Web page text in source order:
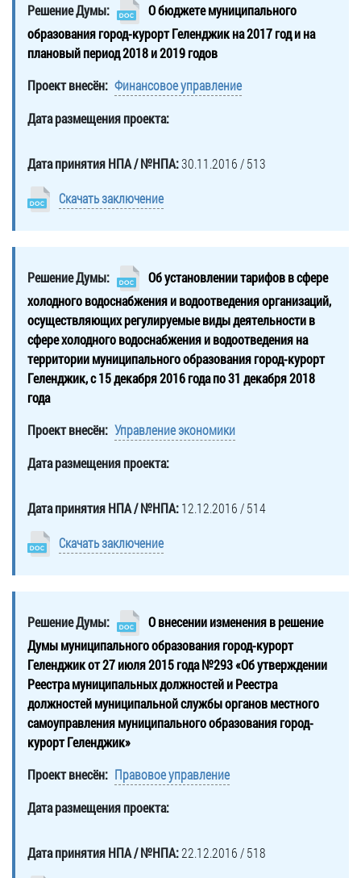
Решение Думы:
О бюджете муниципального
образования город-курорт Геленджик на 2017 год и на
плановый период 2018 и 2019 годов
Проект внесён: Финансовое управление
Дата размещения проекта:
Дата принятия НПА / №НПА:30.11.2016 / 513
Скачать заключение
Решение Думы:
Об установлении тарифов в сфере
холодного водоснабжения и водоотведения организаций,
осуществляющих регулируемые виды деятельности в
сфере холодного водоснабжения и водоотведения на
территории муниципального образования город-курорт
Геленджик, с 15 декабря 2016 года по 31 декабря 2018
года
Проект внесён: Управление экономики
Дата размещения проекта:
Дата принятия НПА / №НПА:12.12.2016 / 514
Скачать заключение
Решение Думы:
О внесении изменения в решение
Думы муниципального образования город-курорт
Геленджик от 27 июля 2015 года №293 «Об утверждении
Реестра муниципальных должностей и Реестра
должностей муниципальной службы органов местного
самоуправления муниципального образования город-
курорт Геленджик»
Проект внесён: Правовое управление
Дата размещения проекта:
Дата принятия НПА / №НПА:22.12.2016 / 518